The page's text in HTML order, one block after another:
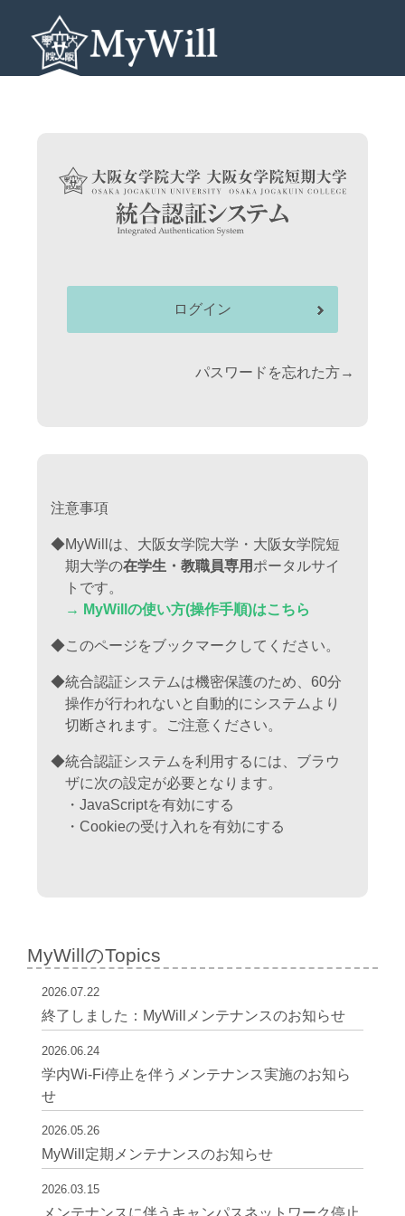
注意事項
◆MyWillは、大阪女学院大学・大阪女学院短
期大学の在学生・教職員専用 ポータルサイ
トです。
→ MyWillの使い方(操作手順)はこちら
◆このページをブックマークしてください。
◆統合認証システムは機密保護のため、60分
操作が行われないと自動的にシステムより
切断されます。ご注意ください。
◆統合認証システムを利用するには、ブラウ
ザに次の設定が必要となります。
・JavaScriptを有効にする
・Cookieの受け入れを有効にする
ログイン
パスワードを忘れた方→
MyWillのTopics
2026.07.22
終了しました：MyWillメンテナンスのお知らせ
2026.06.24
学内Wi-Fi停止を伴うメンテナンス実施のお知ら
せ
2026.05.26
MyWill定期メンテナンスのお知らせ
2026.03.15